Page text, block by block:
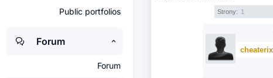
Public portfolios
Forum
Forum
Strony: 1
cheaterix